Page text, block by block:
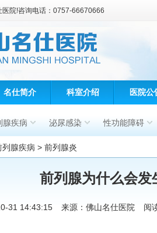
医院!咨询电话：0757-66670666
名仕简介 科室介绍 医院公
腺疾病 泌尿感染 性功能障碍
列腺疾病 > 前列腺炎
前列腺为什么会发
31 14:43:15 来源：佛山名仕医院 阅